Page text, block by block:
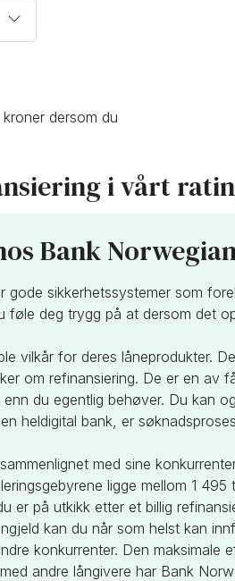
dersom du
i vårt
Bank
sikkerhetssystemer som
deg trygg på at dersom det
vilkår for deres låneprodukter.
om refinansiering. De er en av
du egentlig behøver. Du kan
heldigital bank, er
med sine
ligge mellom 1
på utkikk etter et billig
kan du når som helst kan
konkurrenter. Den maksimale
andre långivere har Bank